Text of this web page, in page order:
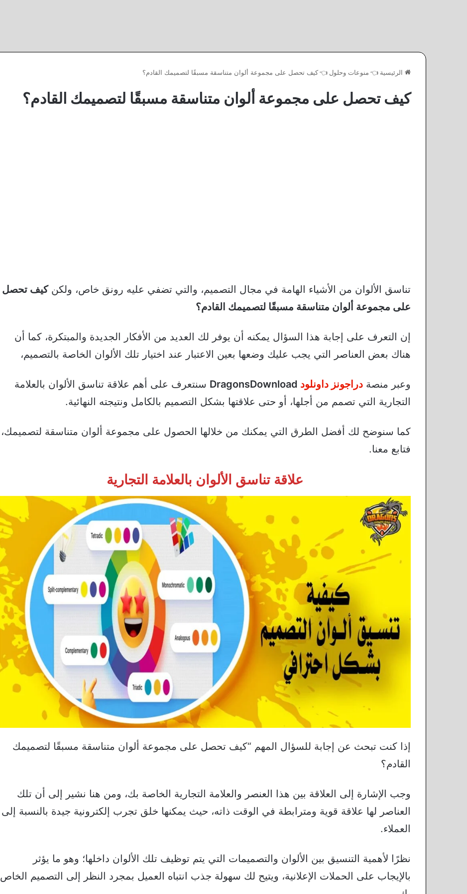
الرئيسية 👈 منوعات وحلول 👈 كيف تحصل على مجموعة ألوان متناسقة مسبقًا لتصميمك القادم؟
كيف تحصل على مجموعة ألوان متناسقة مسبقًا لتصميمك القادم؟
تناسق الألوان من الأشياء الهامة في مجال التصميم، والتي تضفي عليه رونق خاص، ولكنكيف تحصل
على مجموعة ألوان متناسقة مسبقًا لتصميمك القادم؟
إن التعرف على إجابة هذا السؤال يمكنه أن يوفر لك العديد من الأفكار الجديدة والمبتكرة، كما أن
هناك بعض العناصر التي يجب عليك وضعها بعين الاعتبار عند اختيار تلك الألوان الخاصة بالتصميم،
وعبر منصةدراجونز داونلود
سنتعرف على أهم علاقة تناسق الألوان بالعلامة
التجارية التي تصمم من أجلها، أو حتى علاقتها بشكل التصميم بالكامل ونتيجته النهائية.
كما سنوضح لك أفضل الطرق التي يمكنك من خلالها الحصول على مجموعة ألوان متناسقة لتصميمك،
فتابع معنا.
علاقة تناسق الألوان بالعلامة التجارية
إذا كنت تبحث عن إجابة للسؤال المهم “كيف تحصل على مجموعة ألوان متناسقة مسبقًا لتصميمك
القادم؟
وجب الإشارة إلى العلاقة بين هذا العنصر والعلامة التجارية الخاصة بك، ومن هنا نشير إلى أن تلك
العناصر لها علاقة قوية ومترابطة في الوقت ذاته، حيث يمكنها خلق تجرب إلكترونية جيدة بالنسبة إلى
العملاء.
نظرًا لأهمية التنسيق بين الألوان والتصميمات التي يتم توظيف تلك الألوان داخلها؛ وهو ما يؤثر
بالإيجاب على الحملات الإعلانية، ويتيح لك سهولة جذب انتباه العميل بمجرد النظر إلى التصميم الخاص